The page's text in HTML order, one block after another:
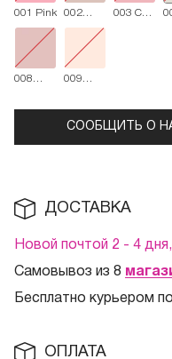
001 Pink
002
Sand
003 Cool
008
009
СООБЩИТЬ О
ДОСТАВКА
Новой почтой 2 - 4 дня,
Самовывоз из 8
Бесплатно курьером
ОПЛАТА